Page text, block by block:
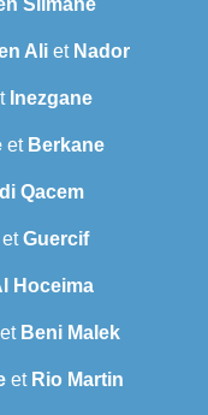
Slimane
Ali et Nador
Inezgane
et Berkane
Qacem
Guercif
Hoceima
Beni Malek
et Rio Martin